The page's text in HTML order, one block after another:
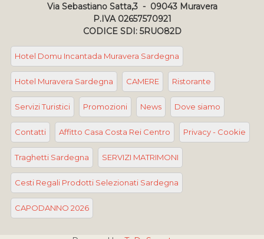
Via Sebastiano Satta,3 - 09043 Muravera
P.IVA 02657570921
CODICE SDI: 5RUO82D
Hotel Domu Incantada Muravera Sardegna
Hotel Muravera Sardegna CAMERE Ristorante
Servizi Turistici Promozioni News Dove siamo
Contatti Affitto Casa Costa Rei Centro Privacy - Cookie
Traghetti Sardegna SERVIZI MATRIMONI
Cesti Regali Prodotti Selezionati Sardegna
CAPODANNO 2026